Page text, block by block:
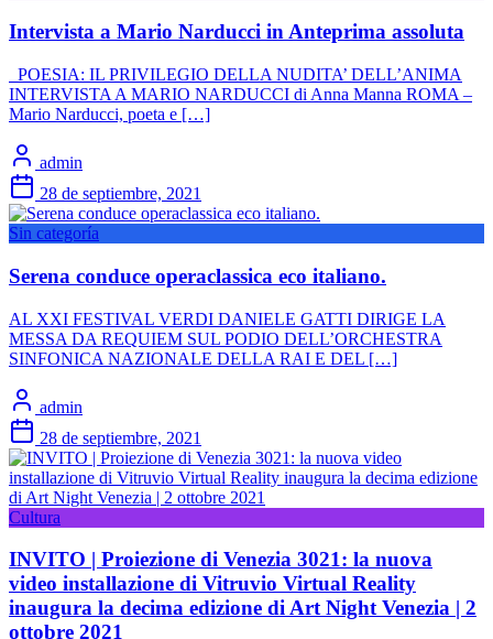
Intervista a Mario Narducci in Anteprima assoluta
POESIA: IL PRIVILEGIO DELLA NUDITA’ DELL’ANIMA
INTERVISTA A MARIO NARDUCCI di Anna Manna ROMA –
Mario Narducci, poeta e […]
admin
28 de septiembre, 2021
Sin categoría
Serena conduce operaclassica eco italiano.
AL XXI FESTIVAL VERDI DANIELE GATTI DIRIGE LA
MESSA DA REQUIEM SUL PODIO DELL’ORCHESTRA
SINFONICA NAZIONALE DELLA RAI E DEL […]
admin
28 de septiembre, 2021
Cultura
INVITO | Proiezione di Venezia 3021: la nuova
video installazione di Vitruvio Virtual Reality
inaugura la decima edizione di Art Night Venezia | 2
ottobre 2021